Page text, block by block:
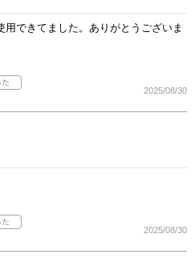
できてました。ありがとうございま
2025/08/30
2025/08/30